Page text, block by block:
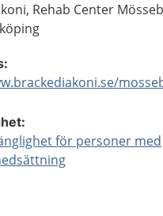
Rehab Center
för personer med